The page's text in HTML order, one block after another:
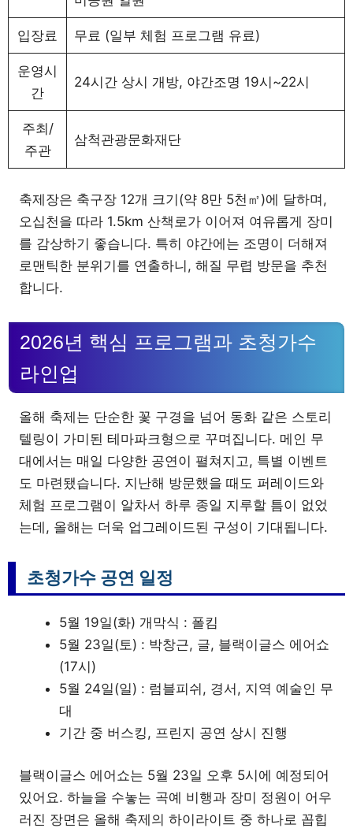
입장료 무료 (일부 체험 프로그램 유료)
운영시
간
24시간 상시 개방, 야간조명 19시~22시
주최/
주관
삼척관광문화재단
축제장은 축구장 12개 크기(약 8만 5천㎡)에 달하며,
오십천을 따라 1.5km 산책로가 이어져 여유롭게 장미
를 감상하기 좋습니다. 특히 야간에는 조명이 더해져
로맨틱한 분위기를 연출하니, 해질 무렵 방문을 추천
합니다.
2026년 핵심 프로그램과 초청가수
라인업
올해 축제는 단순한 꽃 구경을 넘어 동화 같은 스토리
텔링이 가미된 테마파크형으로 꾸며집니다. 메인 무
대에서는 매일 다양한 공연이 펼쳐지고, 특별 이벤트
도 마련됐습니다. 지난해 방문했을 때도 퍼레이드와
체험 프로그램이 알차서 하루 종일 지루할 틈이 없었
는데, 올해는 더욱 업그레이드된 구성이 기대됩니다.
초청가수 공연 일정
5월 19일(화) 개막식 : 폴킴
5월 23일(토) : 박창근, 글, 블랙이글스 에어쇼
(17시)
5월 24일(일) : 럼블피쉬, 경서, 지역 예술인 무
대
기간 중 버스킹, 프린지 공연 상시 진행
블랙이글스 에어쇼는 5월 23일 오후 5시에 예정되어
있어요. 하늘을 수놓는 곡예 비행과 장미 정원이 어우
러진 장면은 올해 축제의 하이라이트 중 하나로 꼽힙